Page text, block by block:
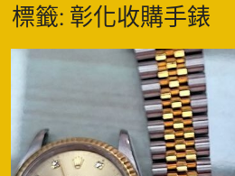
標籤: 彰化收購手錶